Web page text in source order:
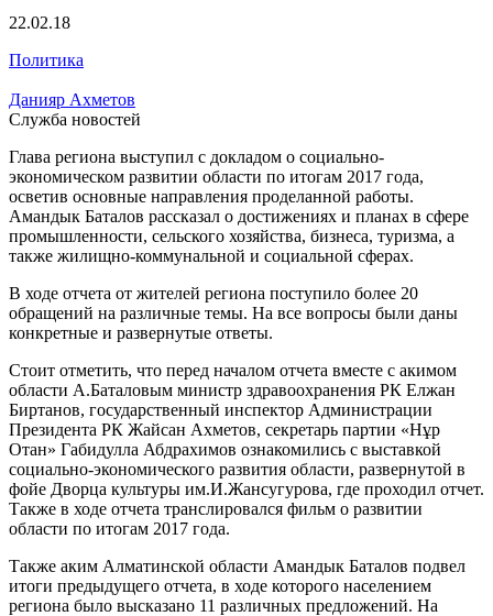
22.02.18
Политика
Данияр Ахметов
Служба новостей
Глава региона выступил с докладом о социально-
экономическом развитии области по итогам 2017 года,
осветив основные направления проделанной работы.
Амандык Баталов рассказал о достижениях и планах в сфере
промышленности, сельского хозяйства, бизнеса, туризма, а
также жилищно-коммунальной и социальной сферах.
В ходе отчета от жителей региона поступило более 20
обращений на различные темы. На все вопросы были даны
конкретные и развернутые ответы.
Стоит отметить, что перед началом отчета вместе с акимом
области А.Баталовым министр здравоохранения РК Елжан
Биртанов, государственный инспектор Администрации
Президента РК Жайсан Ахметов, секретарь партии «Нұр
Отан» Габидулла Абдрахимов ознакомились с выставкой
социально-экономического развития области, развернутой в
фойе Дворца культуры им.И.Жансугурова, где проходил отчет.
Также в ходе отчета транслировался фильм о развитии
области по итогам 2017 года.
Также аким Алматинской области Амандык Баталов подвел
итоги предыдущего отчета, в ходе которого населением
региона было высказано 11 различных предложений. На